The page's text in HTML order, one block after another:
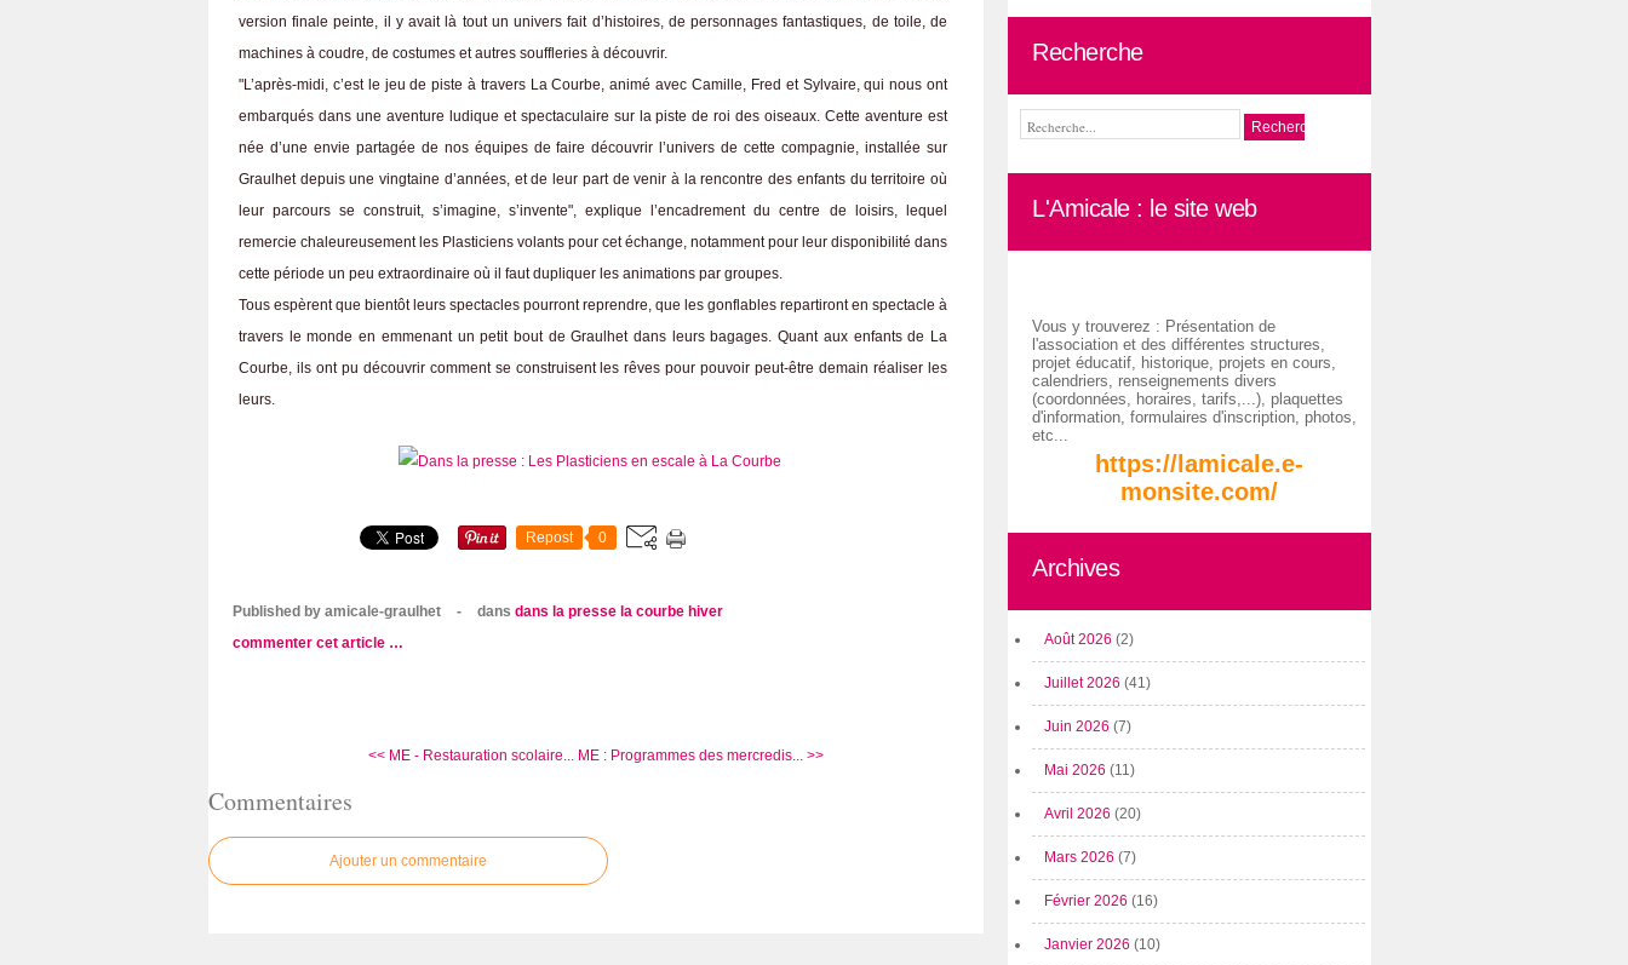
version finale peinte, il y avait là tout un univers fait d’histoires, de personnages fantastiques, de toile, de
machines à coudre, de costumes et autres souffleries à découvrir.
"L’après-midi, c’est le jeu de piste à travers La Courbe, animé avec Camille, Fred et Sylvaire, qui nous ont
embarqués dans une aventure ludique et spectaculaire sur la piste de roi des oiseaux. Cette aventure est
née d’une envie partagée de nos équipes de faire découvrir l’univers de cette compagnie, installée sur
Graulhet depuis une vingtaine d’années, et de leur part de venir à la rencontre des enfants du territoire où
leur parcours se construit, s’imagine, s’invente", explique l’encadrement du centre de loisirs, lequel
remercie chaleureusement les Plasticiens volants pour cet échange, notamment pour leur disponibilité dans
cette période un peu extraordinaire où il faut dupliquer les animations par groupes.
Tous espèrent que bientôt leurs spectacles pourront reprendre, que les gonflables repartiront en spectacle à
travers le monde en emmenant un petit bout de Graulhet dans leurs bagages. Quant aux enfants de La
Courbe, ils ont pu découvrir comment se construisent les rêves pour pouvoir peut-être demain réaliser les
leurs.
Repost 0
Published by amicale-graulhet - dans dans la presse la courbe hiver
commenter cet article …
<< ME - Restauration scolaire... ME : Programmes des mercredis... >>
Commentaires
Ajouter un commentaire
Recherche
L'Amicale : le site web
Vous y trouverez : Présentation de
l'association et des différentes structures,
projet éducatif, historique, projets en cours,
calendriers, renseignements divers
(coordonnées, horaires, tarifs,...), plaquettes
d'information, formulaires d'inscription, photos,
etc...
https://lamicale.e-
monsite.com/
Archives
Août 2026 (2)
Juillet 2026 (41)
Juin 2026 (7)
Mai 2026 (11)
Avril 2026 (20)
Mars 2026 (7)
Février 2026 (16)
Janvier 2026 (10)